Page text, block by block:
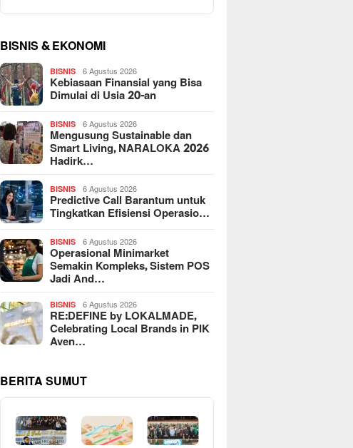
BISNIS & EKONOMI
BISNIS 6 Agustus 2026
Kebiasaan Finansial yang Bisa
Dimulai di Usia 20-an
BISNIS 6 Agustus 2026
Mengusung Sustainable dan
Smart Living, NARALOKA 2026
Hadirk…
BISNIS 6 Agustus 2026
Predictive Call Barantum untuk
Tingkatkan Efisiensi Operasio…
BISNIS 6 Agustus 2026
Operasional Minimarket
Semakin Kompleks, Sistem POS
Jadi And…
BISNIS 6 Agustus 2026
RE:DEFINE by LOKALMADE,
Celebrating Local Brands in PIK
Aven…
BERITA SUMUT